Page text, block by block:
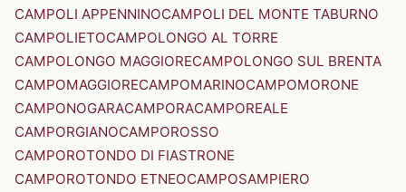
CAMPOLI APPENNINOCAMPOLI DEL MONTE TABURNO
CAMPOLIETOCAMPOLONGO AL TORRE
CAMPOLONGO MAGGIORECAMPOLONGO SUL BRENTA
CAMPOMAGGIORECAMPOMARINOCAMPOMORONE
CAMPONOGARACAMPORACAMPOREALE
CAMPORGIANOCAMPOROSSO
CAMPOROTONDO DI FIASTRONE
CAMPOROTONDO ETNEOCAMPOSAMPIERO